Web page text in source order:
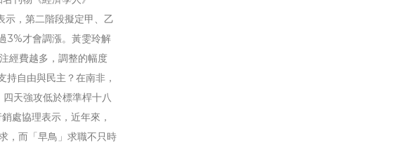
，第二階段擬定甲、乙
3%才會調漲。黃雯玲解
經費越多，調整的幅度
自由與民主？在南非，
天強攻低於標準桿十八
處協理表示，近年來，
，而「早鳥」求職不只時